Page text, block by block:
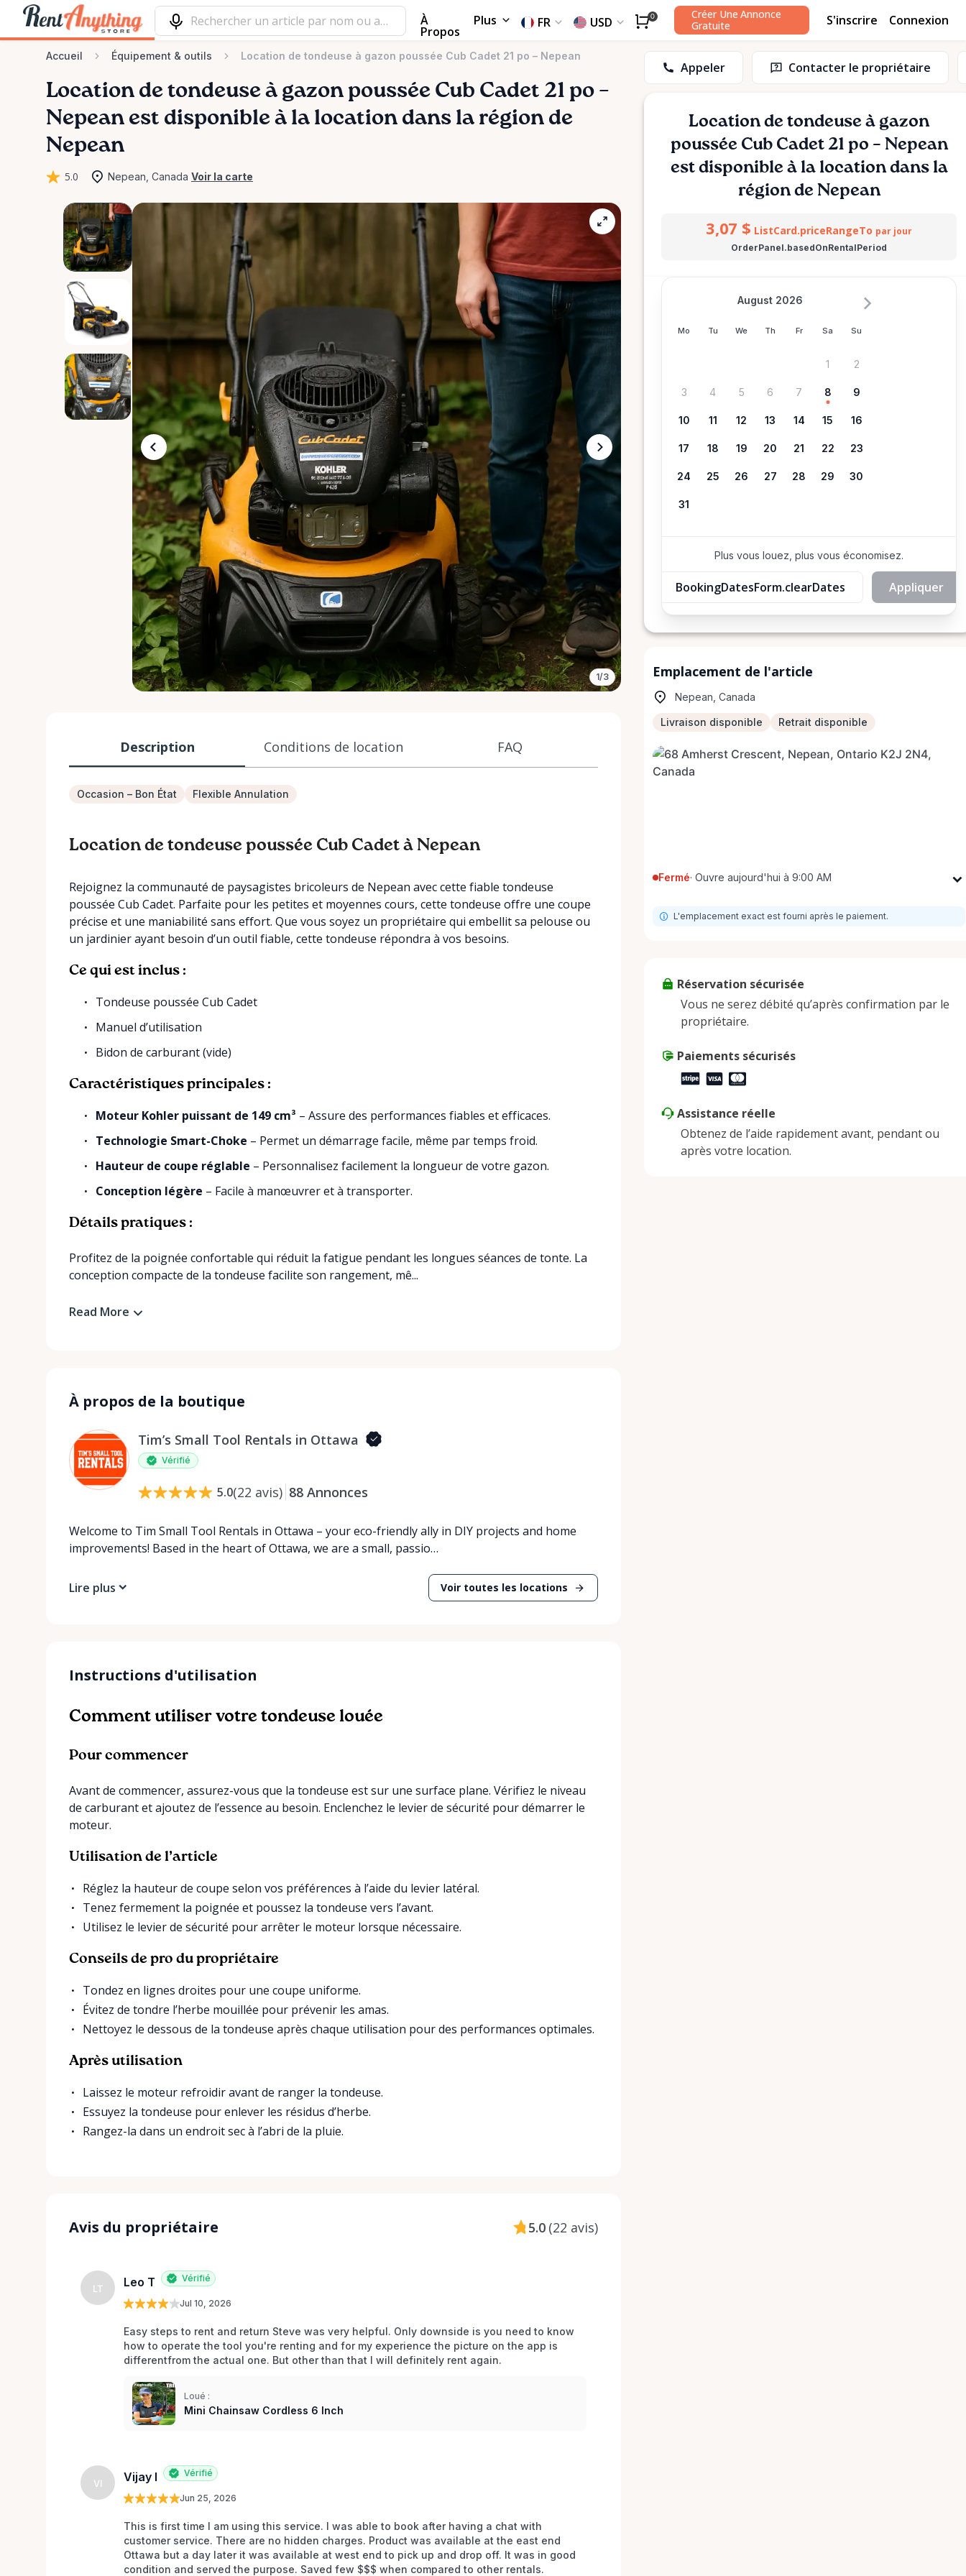
À
Propos
Plus FR USD 0
Créer Une Annonce
Gratuite
S'inscrire Connexion
Accueil Équipement & outils Location de tondeuse à gazon poussée Cub Cadet 21 po – Nepean
Location de tondeuse à gazon poussée Cub Cadet 21 po –
Nepean est disponible à la location dans la région de
Nepean
5.0 Nepean, Canada Voir la carte
1/3
Description Conditions de location FAQ
Occasion – Bon État Flexible Annulation
Location de tondeuse poussée Cub Cadet à Nepean
Rejoignez la communauté de paysagistes bricoleurs de Nepean avec cette fiable tondeuse
poussée Cub Cadet. Parfaite pour les petites et moyennes cours, cette tondeuse offre une coupe
précise et une maniabilité sans effort. Que vous soyez un propriétaire qui embellit sa pelouse ou
un jardinier ayant besoin d’un outil fiable, cette tondeuse répondra à vos besoins.
Ce qui est inclus :
Tondeuse poussée Cub Cadet
Manuel d’utilisation
Bidon de carburant (vide)
Caractéristiques principales :
Moteur Kohler puissant de 149 cm³ – Assure des performances fiables et efficaces.
Technologie Smart-Choke – Permet un démarrage facile, même par temps froid.
Hauteur de coupe réglable – Personnalisez facilement la longueur de votre gazon.
Conception légère – Facile à manœuvrer et à transporter.
Détails pratiques :
Profitez de la poignée confortable qui réduit la fatigue pendant les longues séances de tonte. La
conception compacte de la tondeuse facilite son rangement, mê...
Read More
À propos de la boutique
Tim’s Small Tool Rentals in Ottawa
Vérifié
5.0(22 avis) 88 Annonces
Welcome to Tim Small Tool Rentals in Ottawa – your eco-friendly ally in DIY projects and home
improvements! Based in the heart of Ottawa, we are a small, passio…
Lire plus Voir toutes les locations
Instructions d'utilisation
Comment utiliser votre tondeuse louée
Pour commencer
Avant de commencer, assurez-vous que la tondeuse est sur une surface plane. Vérifiez le niveau
de carburant et ajoutez de l’essence au besoin. Enclenchez le levier de sécurité pour démarrer le
moteur.
Utilisation de l’article
Réglez la hauteur de coupe selon vos préférences à l’aide du levier latéral.
Tenez fermement la poignée et poussez la tondeuse vers l’avant.
Utilisez le levier de sécurité pour arrêter le moteur lorsque nécessaire.
Conseils de pro du propriétaire
Tondez en lignes droites pour une coupe uniforme.
Évitez de tondre l’herbe mouillée pour prévenir les amas.
Nettoyez le dessous de la tondeuse après chaque utilisation pour des performances optimales.
Après utilisation
Laissez le moteur refroidir avant de ranger la tondeuse.
Essuyez la tondeuse pour enlever les résidus d’herbe.
Rangez-la dans un endroit sec à l’abri de la pluie.
Avis du propriétaire 5.0 (22 avis)
LT Leo T Vérifié
Jul 10, 2026
Easy steps to rent and return Steve was very helpful. Only downside is you need to know
how to operate the tool you're renting and for my experience the picture on the app is
differentfrom the actual one. But other than that I will definitely rent again.
Loué :
Mini Chainsaw Cordless 6 Inch
VI Vijay I Vérifié
Jun 25, 2026
This is first time I am using this service. I was able to book after having a chat with
customer service. There are no hidden charges. Product was available at the east end
Ottawa but a day later it was available at west end to pick up and drop off. It was in good
condition and served the purpose. Saved few $$$ when compared to other rentals.
Appeler Contacter le propriétaire
Location de tondeuse à gazon
poussée Cub Cadet 21 po – Nepean
est disponible à la location dans la
région de Nepean
3,07 $ ListCard.priceRangeTo par jour
OrderPanel.basedOnRentalPeriod
Mo Tu We Th Fr Sa Su
August 2026
1 2
3 4 5 6 7 8 9
10 11 12 13 14 15 16
17 18 19 20 21 22 23
24 25 26 27 28 29 30
31
Plus vous louez, plus vous économisez.
BookingDatesForm.clearDates Appliquer
Emplacement de l'article
Nepean, Canada
Livraison disponible Retrait disponible
Fermé· Ouvre aujourd'hui à 9:00 AM
Mardi
Vendredi
Samedi
9:00 AM - 8:00 PM
Dimanche
L'emplacement exact est fourni après le paiement.
Réservation sécurisée
Vous ne serez débité qu’après confirmation par le
propriétaire.
Paiements sécurisés
Assistance réelle
Obtenez de l’aide rapidement avant, pendant ou
après votre location.